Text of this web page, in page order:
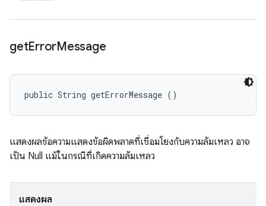
getErrorMessage
public String getErrorMessage ()
แสดงผลข้อความแสดงข้อผิดพลาดที่เชื่อมโยงกับความล้มเหลว อาจ
เป็น Null แม้ในกรณีที่เกิดความล้มเหลว
แสดงผล